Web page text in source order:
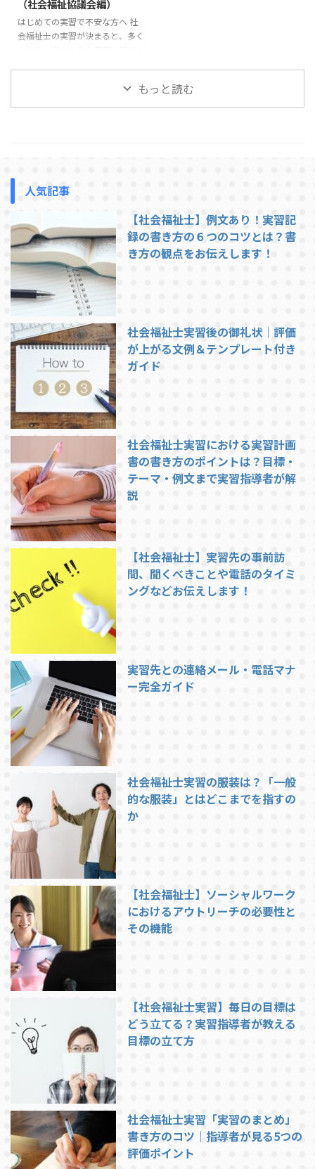
は、社会福祉士実習で指導を受け
やすい学生の特徴と、実習前に意
識しておきたいポイントを紹介し
（社会福祉協議会編）
はじめての実習で不安な方へ 社
会福祉士の実習が決まると、多く
の実習は忙しいのだろうか」「実
習生はどこまで関わることができ
から実習に行く方がイメージをつ
会福祉協議会での実習は、基本的
には職員と同じ時間帯で行われま
す。ここでは一例として、典型的
...
もっと読む
人気記事
【社会福祉士】例文あり！実習記
録の書き方の６つのコツとは？書
き方の観点をお伝えします！
社会福祉士実習後の御礼状｜評価
が上がる文例＆テンプレート付き
ガイド
社会福祉士実習における実習計画
書の書き方のポイントは？目標・
テーマ・例文まで実習指導者が解
説
【社会福祉士】実習先の事前訪
問、聞くべきことや電話のタイミ
ングなどお伝えします！
実習先との連絡メール・電話マナ
ー完全ガイド
社会福祉士実習の服装は？「一般
的な服装」とはどこまでを指すの
か
【社会福祉士】ソーシャルワーク
におけるアウトリーチの必要性と
その機能
【社会福祉士実習】毎日の目標は
どう立てる？実習指導者が教える
目標の立て方
社会福祉士実習「実習のまとめ」
書き方のコツ｜指導者が見る5つの
評価ポイント